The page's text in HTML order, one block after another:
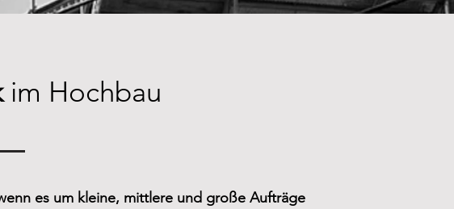
im Hochbau
es um kleine, mittlere und große Aufträge